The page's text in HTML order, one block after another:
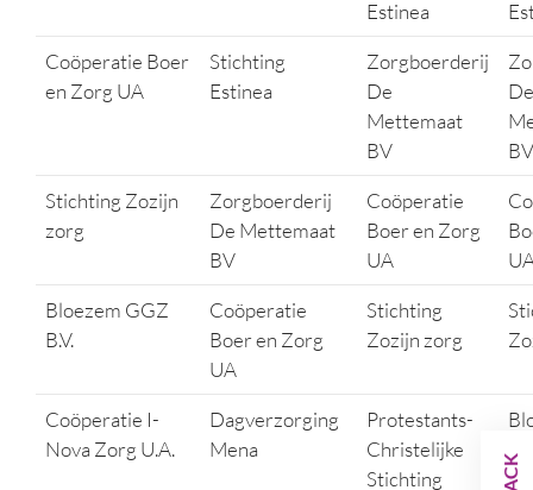
Estinea
Coöperatie Boer
en Zorg UA
Stichting
Estinea
Zorgboerderij
De
Mettemaat
BV
De
BV
Stichting Zozijn
zorg
Zorgboerderij
De Mettemaat
BV
Coöperatie
Boer en Zorg
UA
Bloezem GGZ
B.V.
Coöperatie
Boer en Zorg
UA
Stichting
Zozijn zorg
Coöperatie I-
Nova Zorg U.A.
Dagverzorging
Mena
Protestants-
Christelijke
Stichting